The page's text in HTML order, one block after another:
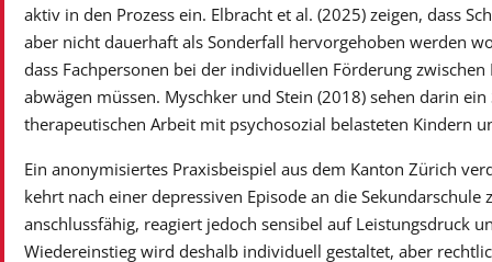
aktiv in den Prozess ein. Elbracht et al. (2025) zeigen, dass
aber nicht dauerhaft als Sonderfall hervorgehoben werden
dass Fachpersonen bei der individuellen Förderung
abwägen müssen. Myschker und Stein (2018) sehen darin
therapeutischen Arbeit mit psychosozial belasteten Kindern
Ein anonymisiertes Praxisbeispiel aus dem Kanton Zürich
kehrt nach einer depressiven Episode an die Sekundarschule
anschlussfähig, reagiert jedoch sensibel auf Leistungsdruck
Wiedereinstieg wird deshalb individuell gestaltet, aber